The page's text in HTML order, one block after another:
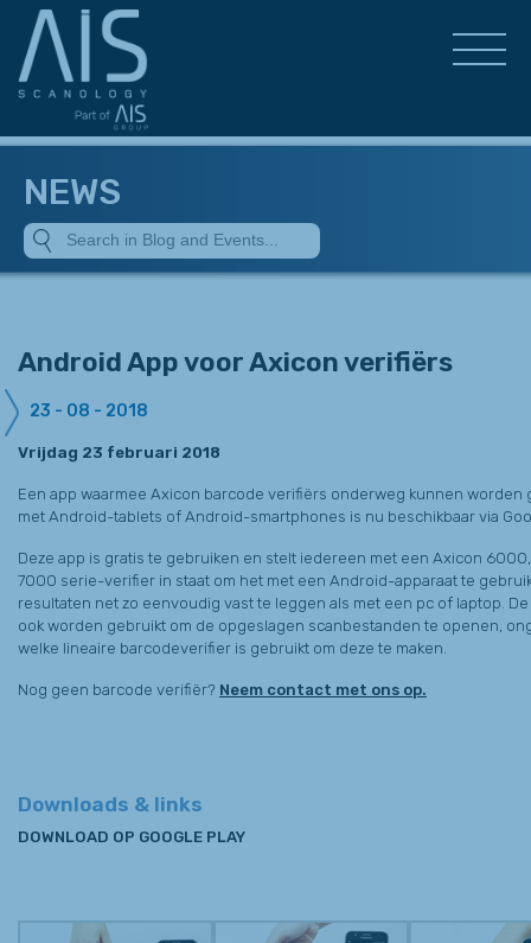
NEWS
Android App voor Axicon verifiërs
23 - 08 - 2018
Vrijdag 23 februari 2018
Een app waarmee Axicon barcode verifiërs onderweg kunnen worden
met Android-tablets of Android-smartphones is nu beschikbaar via
Deze app is gratis te gebruiken en stelt iedereen met een Axicon
7000 serie-verifier in staat om het met een Android-apparaat te
resultaten net zo eenvoudig vast te leggen als met een pc of laptop. De
ook worden gebruikt om de opgeslagen scanbestanden te openen,
welke lineaire barcodeverifier is gebruikt om deze te maken.
Nog geen barcode verifiër? Neem contact met ons op.
Downloads & links
DOWNLOAD OP GOOGLE PLAY